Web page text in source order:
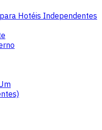
Hotéis Independentes